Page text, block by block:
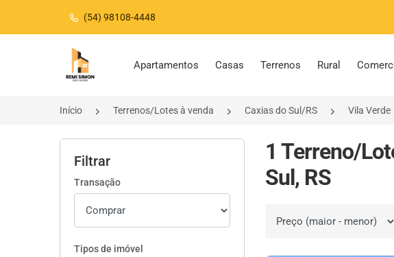
(54) 98108-4448
Página inicial
Apartamentos Casas Terrenos Rural
Início Terrenos/Lotes à venda Caxias do Sul/RS Vila Verde
Filtrar
Transação
Tipos de imóvel
1 Terreno/
Sul, RS
Ordenar por